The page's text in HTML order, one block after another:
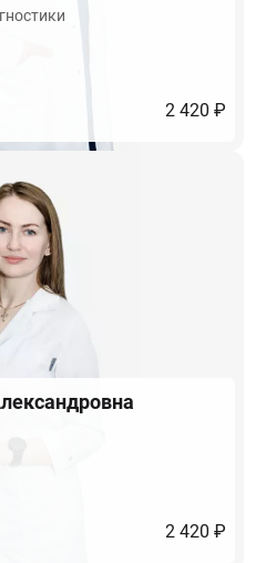
2 420 ₽
2 420 ₽